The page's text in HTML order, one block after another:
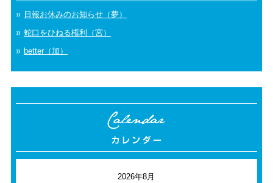
日報お休みのお知らせ（夢）
蛇口をひねる権利（宮）
better（加）
2026年8月